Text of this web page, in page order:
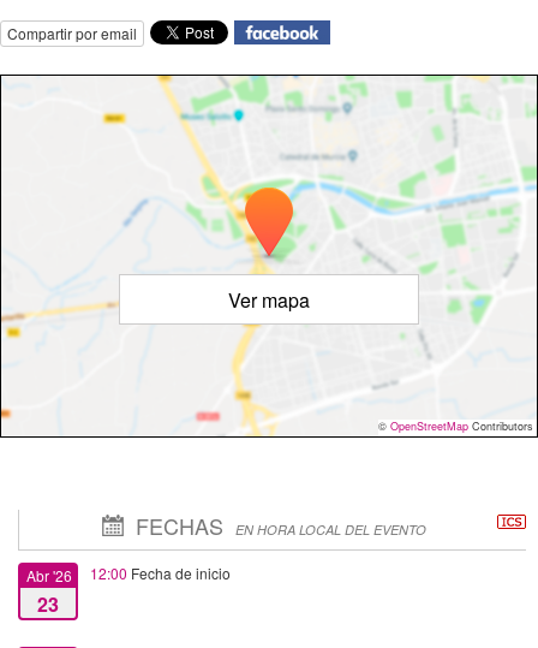
Compartir por email
Ver mapa
© OpenStreetMap Contributors
FECHAS EN HORA LOCAL DEL EVENTO
Abr '26
23
12:00 Fecha de inicio